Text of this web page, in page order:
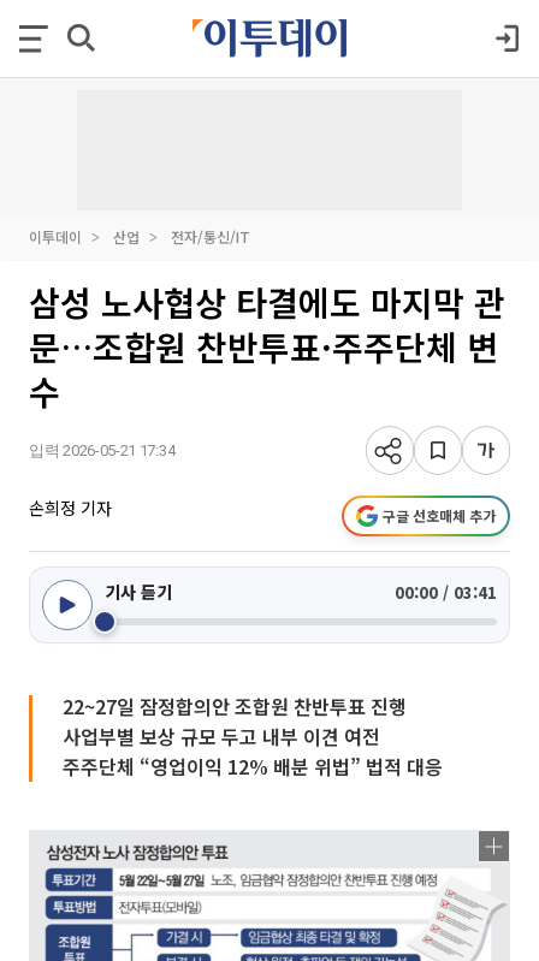
이투데이 산업 전자/통신/IT
삼성 노사협상 타결에도 마지막 관
문…조합원 찬반투표·주주단체 변
수
입력 2026-05-21 17:34
손희정 기자 구글 선호매체 추가
기사 듣기 00:00 / 03:41
22~27일 잠정합의안 조합원 찬반투표 진행
사업부별 보상 규모 두고 내부 이견 여전
주주단체 “영업이익 12% 배분 위법” 법적 대응